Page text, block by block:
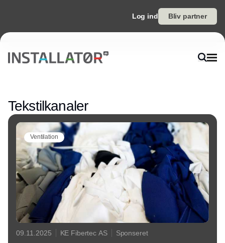
Log ind Bliv partner
Tekstilkanaler
Ventilation
09.11.2025 KE Fibertec AS Sponseret